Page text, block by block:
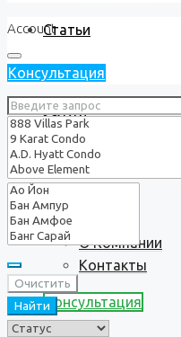
Статьи
Услуги
О нас
О Компании
Контакты
Консультация
Account
Консультация
Очистить
Найти